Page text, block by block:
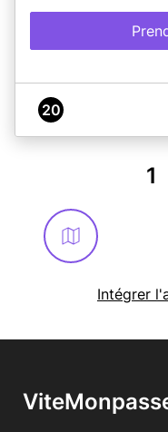
20
1
Intégrer